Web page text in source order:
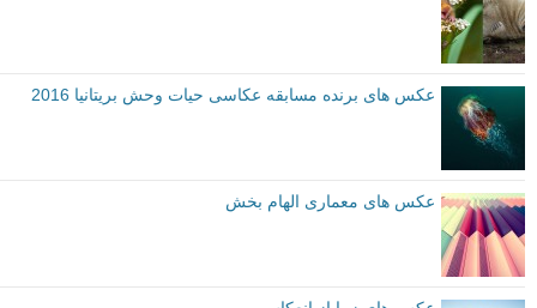
عکس های برنده مسابقه عکاسی حیات وحش بریتانیا 2016
عکس های معماری الهام بخش